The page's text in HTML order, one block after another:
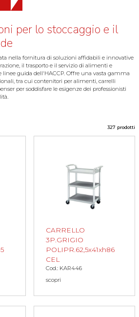
per lo stoccaggio e il
nella fornitura di soluzioni affidabili e innovative
il trasporto e il servizio di alimenti e
guida dell'HACCP. Offre una vasta gamma
tra cui contenitori per alimenti, carrelli
per soddisfare le esigenze dei professionisti
327 prodotti
CARRELLO
3P.GRIGIO
POLIPR.62,5x41xh86
CEL
Cod.: KAR446
scopri